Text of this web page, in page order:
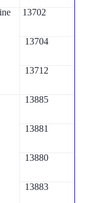
13702
13704
13712
13885
13881
13880
13883